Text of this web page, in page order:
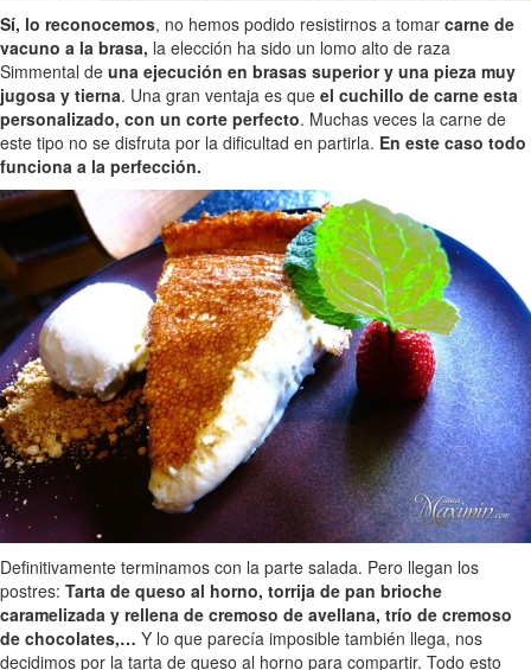
Sí, lo reconocemos, no hemos podido resistirnos a tomar carne de
vacuno a la brasa, la elección ha sido un lomo alto de raza
Simmental de una ejecución en brasas superior y una pieza muy
jugosa y tierna. Una gran ventaja es que el cuchillo de carne esta
personalizado, con un corte perfecto. Muchas veces la carne de
este tipo no se disfruta por la dificultad en partirla. En este caso todo
funciona a la perfección.
Definitivamente terminamos con la parte salada. Pero llegan los
postres: Tarta de queso al horno, torrija de pan brioche
caramelizada y rellena de cremoso de avellana, trío de cremoso
de chocolates,… Y lo que parecía imposible también llega, nos
decidimos por la tarta de queso al horno para compartir. Todo esto